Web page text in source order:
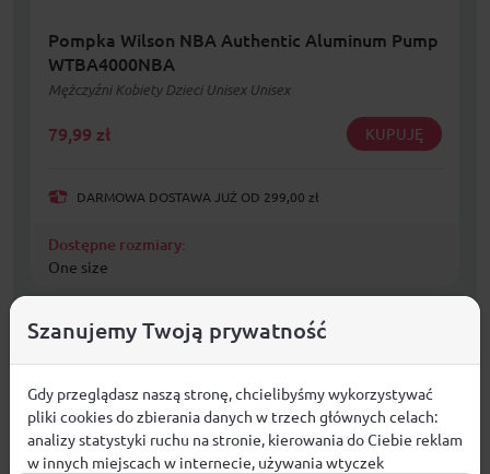
Pompka Wilson NBA Authentic Aluminum Pump
WTBA4000NBA
Mężczyźni Kobiety Dzieci Unisex Unisex
79,99 zł KUPUJĘ
DARMOWA DOSTAWA JUŻ OD 299,00 zł
Dostępne rozmiary:
One size
Szanujemy Twoją prywatność
Gdy przeglądasz naszą stronę, chcielibyśmy wykorzystywać
pliki cookies do zbierania danych w trzech głównych celach:
analizy statystyki ruchu na stronie, kierowania do Ciebie reklam
w innych miejscach w internecie, używania wtyczek